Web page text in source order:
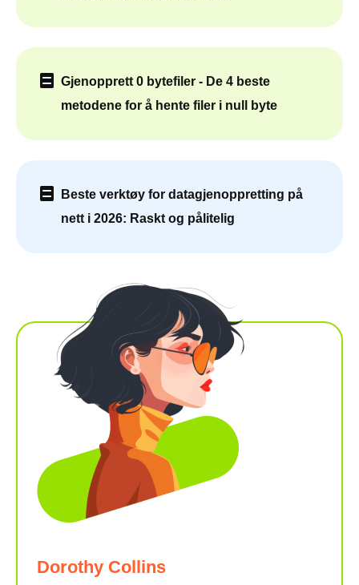
Gjenopprett 0 bytefiler - De 4 beste
metodene for å hente filer i null byte
Beste verktøy for datagjenoppretting på
nett i 2026: Raskt og pålitelig
Dorothy Collins